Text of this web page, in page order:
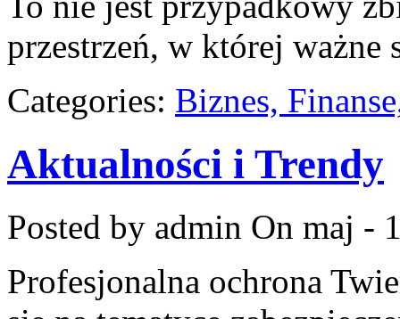
przestrzeń, w której ważne
Categories: Biznes,
Aktualności i Trendy
Posted by admin On maj -
Profesjonalna ochrona